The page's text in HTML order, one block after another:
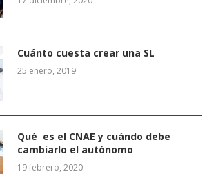
Cuánto cuesta crear una SL
25 enero, 2019
Qué es el CNAE y cuándo debe
cambiarlo el autónomo
19 febrero, 2020